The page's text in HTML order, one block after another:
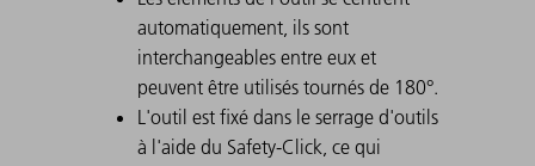
automatiquement, ils sont
interchangeables entre eux et
peuvent être utilisés tournés de 180°.
L'outil est fixé dans le serrage d'outils
à l'aide du Safety-Click, ce qui